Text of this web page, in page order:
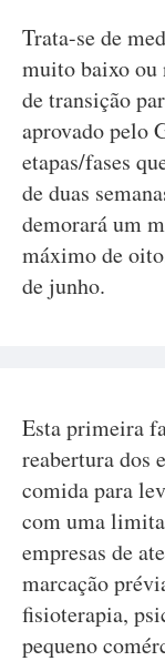
Trata-se de
muito baixo ou
de transição
aprovado pelo
etapas/fases
de duas
demorará um
máximo de
de junho.
Esta primeira
reabertura dos
comida para
com uma
empresas de
marcação
fisioterapia,
pequeno